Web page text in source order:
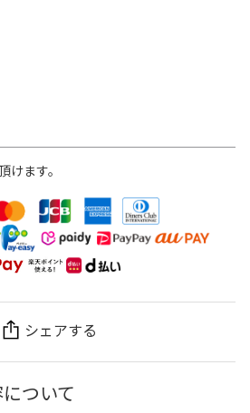
けます。
シェアする
ついて